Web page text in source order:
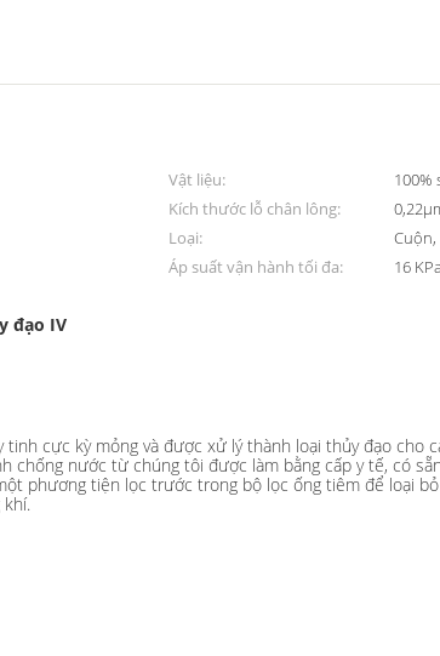
Vật liệu:
100%
Kích thước lỗ chân lông:
Loại:
Áp suất vận hành tối đa:
16
đạo IV
cực kỳ mỏng và được xử lý thành loại thủy đạo cho
chống nước từ chúng tôi được làm bằng cấp y tế, có
phương tiện lọc trước trong bộ lọc ống tiêm để loại